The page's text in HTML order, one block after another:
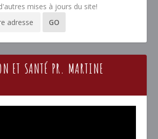
mises à jours du site!
ET SANTÉ PR. MARTINE